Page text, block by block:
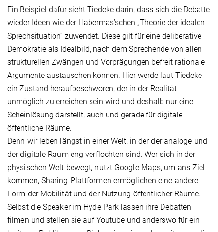
Ein Beispiel dafür sieht Tiedeke darin, dass sich die Debatte
wieder Ideen wie der Habermas’schen „Theorie der idealen
Sprechsituation“ zuwendet. Diese gilt für eine deliberative
Demokratie als Idealbild, nach dem Sprechende von allen
strukturellen Zwängen und Vorprägungen befreit rationale
Argumente austauschen können. Hier werde laut Tiedeke
ein Zustand heraufbeschworen, der in der Realität
unmöglich zu erreichen sein wird und deshalb nur eine
Scheinlösung darstellt, auch und gerade für digitale
öffentliche Räume.
Denn wir leben längst in einer Welt, in der der analoge und
der digitale Raum eng verflochten sind. Wer sich in der
physischen Welt bewegt, nutzt Google Maps, um ans Ziel
kommen, Sharing-Plattformen ermöglichen eine andere
Form der Mobilität und der Nutzung öffentlicher Räume.
Selbst die Speaker im Hyde Park lassen ihre Debatten
filmen und stellen sie auf Youtube und anderswo für ein